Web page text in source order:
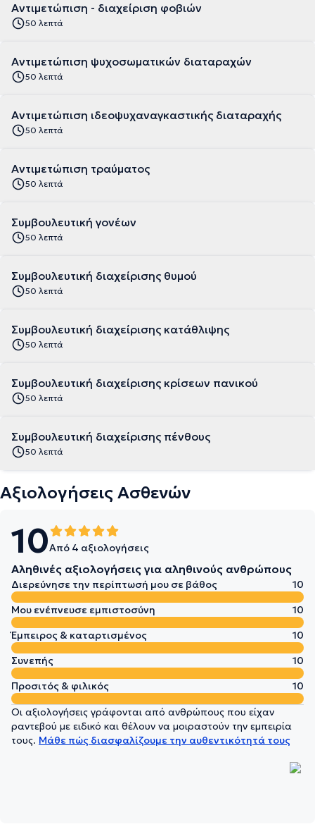
Αντιμετώπιση - διαχείριση φοβιών
50 λεπτά
Αντιμετώπιση ψυχοσωματικών διαταραχών
50 λεπτά
Αντιμετώπιση ιδεοψυχαναγκαστικής διαταραχής
50 λεπτά
Αντιμετώπιση τραύματος
50 λεπτά
Συμβουλευτική γονέων
50 λεπτά
Συμβουλευτική διαχείρισης θυμού
50 λεπτά
Συμβουλευτική διαχείρισης κατάθλιψης
50 λεπτά
Συμβουλευτική διαχείρισης κρίσεων πανικού
50 λεπτά
Συμβουλευτική διαχείρισης πένθους
50 λεπτά
Αξιολογήσεις Ασθενών
10Από 4 αξιολογήσεις
Αληθινές αξιολογήσεις για αληθινούς ανθρώπους
Διερεύνησε την περίπτωσή μου σε βάθος
10
Μου ενέπνευσε εμπιστοσύνη
10
Έμπειρος & καταρτισμένος
10
Συνεπής
10
Προσιτός & φιλικός
10
Οι αξιολογήσεις γράφονται από ανθρώπους που είχαν
ραντεβού με ειδικό και θέλουν να μοιραστούν την εμπειρία
τους. Μάθε πώς διασφαλίζουμε την αυθεντικότητά τους